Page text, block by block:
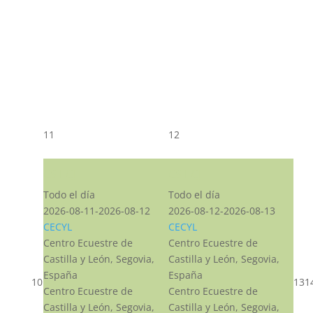
10
11
Todo el día
2026-08-11-2026-08-12
CECYL
Centro Ecuestre de
Castilla y León, Segovia,
España
Centro Ecuestre de
Castilla y León, Segovia,
12
Todo el día
2026-08-12-2026-08-13
CECYL
Centro Ecuestre de
Castilla y León, Segovia,
España
Centro Ecuestre de
Castilla y León, Segovia,
13